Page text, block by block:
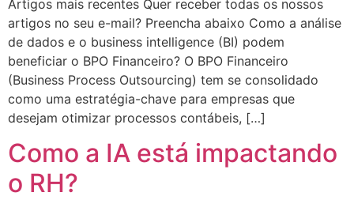
Artigos mais recentes Quer receber todas os nossos
artigos no seu e-mail? Preencha abaixo Como a análise
de dados e o business intelligence (BI) podem
beneficiar o BPO Financeiro? O BPO Financeiro
(Business Process Outsourcing) tem se consolidado
como uma estratégia-chave para empresas que
desejam otimizar processos contábeis, […]
Como a IA está impactando
o RH?